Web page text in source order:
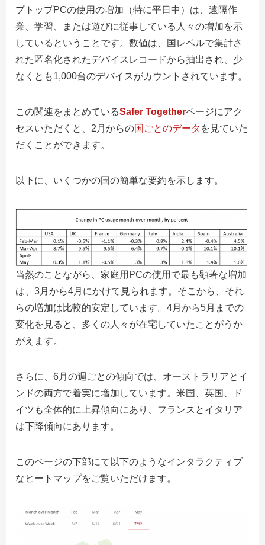
プトップPCの使用の増加（特に平日中）は、遠隔作
業、学習、または遊びに従事している人々の増加を示
しているということです。数値は、国レベルで集計さ
れた匿名化されたデバイスレコードから抽出され、少
なくとも1,000台のデバイスがカウントされています。
この関連をまとめているSafer Togetherページにアク
セスいただくと、2月からの国ごとのデータ を見ていた
だく ことができます。
以下に、いくつかの国の簡単な要約を示します。
当然のことながら、家庭用PCの使用で最も顕著な増加
は、3月から4月にかけて見られます。そこから、それ
らの増加は比較的安定しています。4月から5月までの
変化を見ると、多くの人々が在宅していたことがうか
がえます。
さらに、6月の週ごとの傾向では、オーストラリアとイ
ンドの両方で着実に増加しています。 米国、英国、ド
イツも全体的に上昇傾向にあり、フランスとイタリア
は下降傾向にあります。
このページの下部にて以下のようなインタラクティブ
なヒートマップをご覧いただけます。